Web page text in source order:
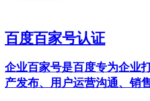
百度百家号认证
企业百家号是百度专为企业
产发布、用户运营沟通、销